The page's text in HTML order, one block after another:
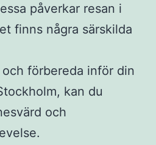
påverkar resan i
finns några särskilda
förbereda inför din
kan du
och